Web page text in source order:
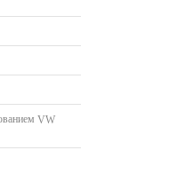
VW